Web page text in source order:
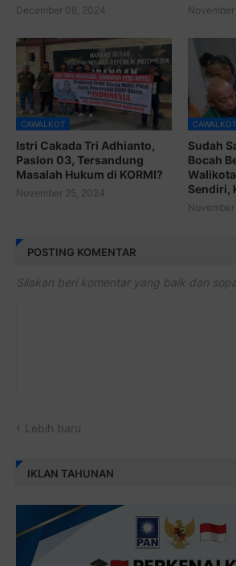
December 08, 2024
CAWALKOT
Istri Cakada Tri Adhianto,
Paslon 03, Tersandung
Masalah Hukum di KORMI?
November 25, 2024
CAWALKOT
Sudah
Bocah
Sendiri,
POSTING KOMENTAR
Silakan beri komentar yang baik dan
Lebih baru
IKLAN TAHUNAN